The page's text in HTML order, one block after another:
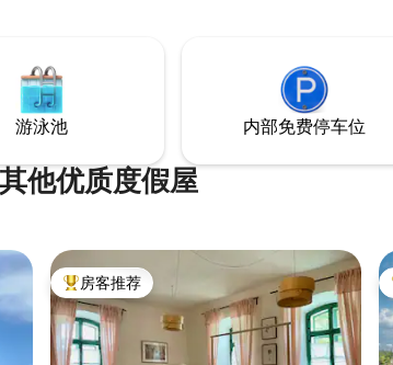
住，非常适合放松身心或探索令人惊叹的
哈吉塔景观。
游泳池 内部免费停车位
他优质度假屋
热门「房客推荐」
房客推荐